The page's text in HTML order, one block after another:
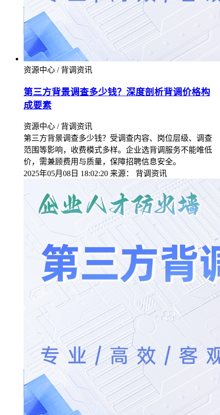
资源中心 / 背调资讯
第三方背景调查多少钱？深度剖析背调价格构
成要素​
资源中心 / 背调资讯
第三方背景调查多少钱？受调查内容、岗位层级、调查
范围等影响，收费模式多样。企业选背调服务不能唯低
价，需兼顾费用与质量，保障招聘信息安全。
2025年05月08日 18:02:20 来源： 背调资讯